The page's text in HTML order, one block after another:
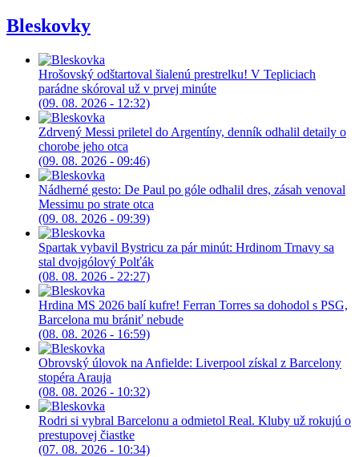
Bleskovky
Hrošovský odštartoval šialenú prestrelku! V Tepliciach
parádne skóroval už v prvej minúte
(09. 08. 2026 - 12:32)
Zdrvený Messi priletel do Argentíny, denník odhalil detaily o
chorobe jeho otca
(09. 08. 2026 - 09:46)
Nádherné gesto: De Paul po góle odhalil dres, zásah venoval
Messimu po strate otca
(09. 08. 2026 - 09:39)
Spartak vybavil Bystricu za pár minút: Hrdinom Trnavy sa
stal dvojgólový Polťák
(08. 08. 2026 - 22:27)
Hrdina MS 2026 balí kufre! Ferran Torres sa dohodol s PSG,
Barcelona mu brániť nebude
(08. 08. 2026 - 16:59)
Obrovský úlovok na Anfielde: Liverpool získal z Barcelony
stopéra Arauja
(08. 08. 2026 - 10:32)
Rodri si vybral Barcelonu a odmietol Real. Kluby už rokujú o
prestupovej čiastke
(07. 08. 2026 - 10:34)